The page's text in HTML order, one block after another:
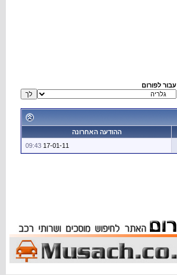
עבור לפורום
ההודעה האחרונה
17-01-11
09:43